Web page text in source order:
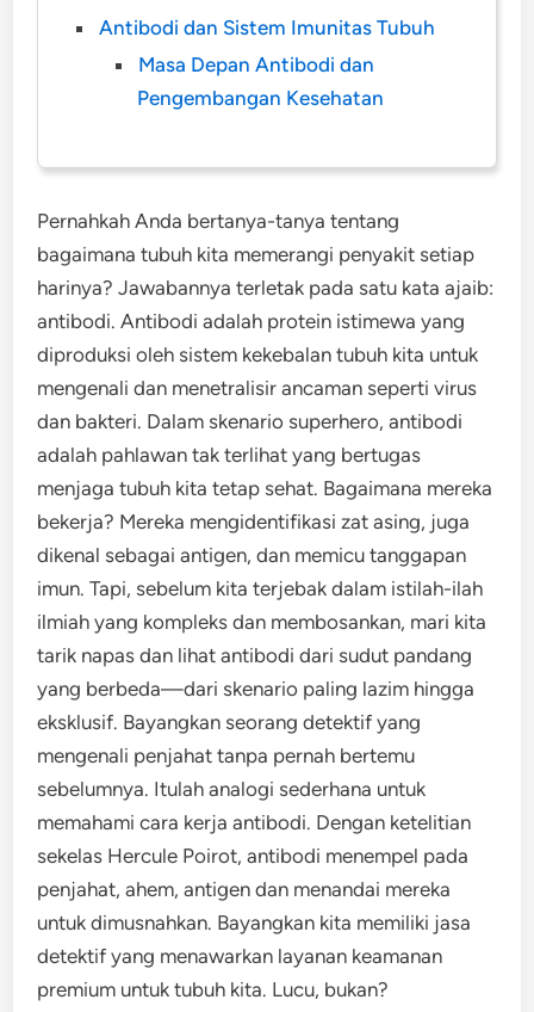
Antibodi dan Sistem Imunitas Tubuh
Masa Depan Antibodi dan
Pengembangan Kesehatan
Pernahkah Anda bertanya-tanya tentang
bagaimana tubuh kita memerangi penyakit setiap
harinya? Jawabannya terletak pada satu kata ajaib:
antibodi. Antibodi adalah protein istimewa yang
diproduksi oleh sistem kekebalan tubuh kita untuk
mengenali dan menetralisir ancaman seperti virus
dan bakteri. Dalam skenario superhero, antibodi
adalah pahlawan tak terlihat yang bertugas
menjaga tubuh kita tetap sehat. Bagaimana mereka
bekerja? Mereka mengidentifikasi zat asing, juga
dikenal sebagai antigen, dan memicu tanggapan
imun. Tapi, sebelum kita terjebak dalam istilah-ilah
ilmiah yang kompleks dan membosankan, mari kita
tarik napas dan lihat antibodi dari sudut pandang
yang berbeda—dari skenario paling lazim hingga
eksklusif. Bayangkan seorang detektif yang
mengenali penjahat tanpa pernah bertemu
sebelumnya. Itulah analogi sederhana untuk
memahami cara kerja antibodi. Dengan ketelitian
sekelas Hercule Poirot, antibodi menempel pada
penjahat, ahem, antigen dan menandai mereka
untuk dimusnahkan. Bayangkan kita memiliki jasa
detektif yang menawarkan layanan keamanan
premium untuk tubuh kita. Lucu, bukan?